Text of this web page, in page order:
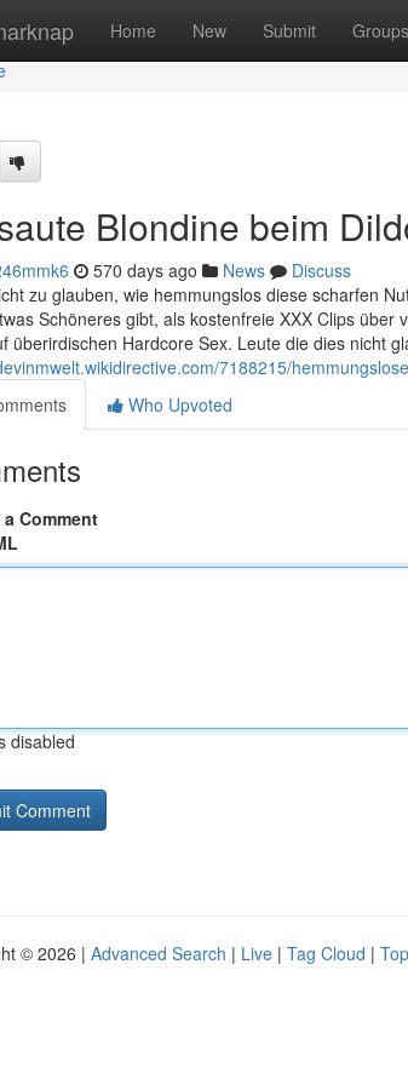
Home New Submit Groups
Blondine beim
570 days ago News
Discuss
zu glauben, wie hemmungslos diese scharfen
Schöneres gibt, als kostenfreie XXX Clips
überirdischen Hardcore Sex. Leute die dies nicht
7188215/
Who Upvoted
Comment
disabled
© 2026 | Advanced Search | Live | Tag Cloud |